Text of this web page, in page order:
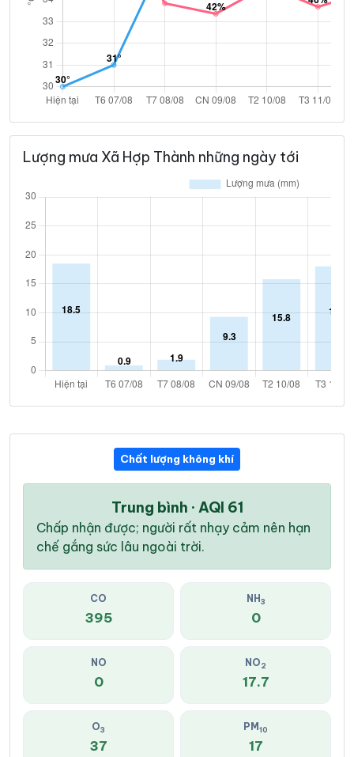
Lượng mưa Xã Hợp Thành những ngày tới
Chất lượng không khí
Trung bình · AQI 61
Chấp nhận được; người rất nhạy cảm nên hạn
chế gắng sức lâu ngoài trời.
CO
395
NH 3
0
NO
0
NO2
17.7
O3
37
PM 10
17